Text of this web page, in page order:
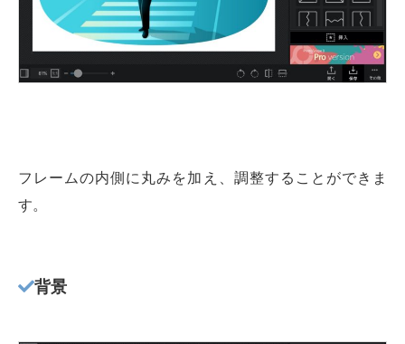
フレームの内側に丸みを加え、調整することができま
す。
背景